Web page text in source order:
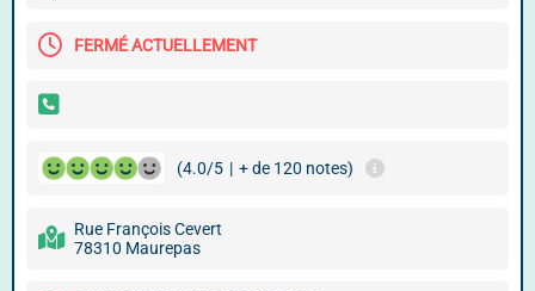
FERMÉ ACTUELLEMENT
(4.0/5 | + de 120 notes)
Rue François Cevert
78310 Maurepas